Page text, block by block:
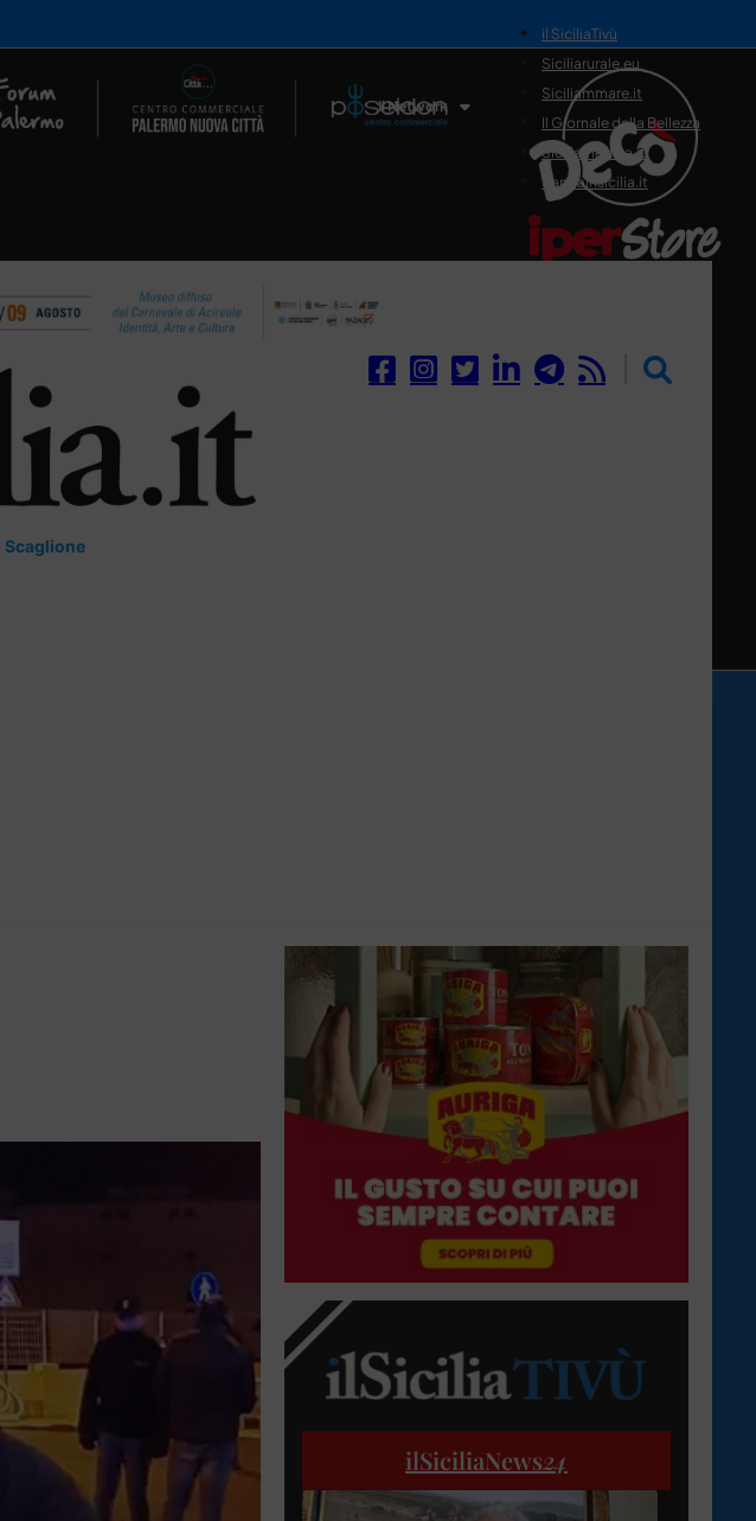
Il Network
il SiciliaTivù
Siciliarurale.eu
Siciliammare.it
Il Giornale della Bellezza
Siciliamedica.it
Sanitainsicilia.it
Scaglione
ilSiciliaNews24